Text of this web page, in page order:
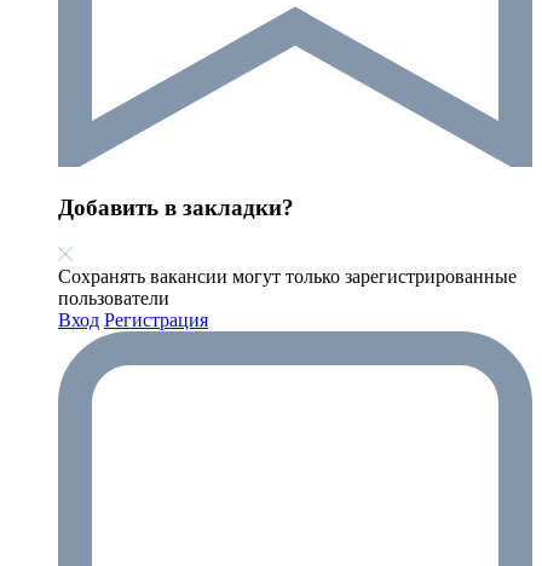
Добавить в закладки?
Сохранять вакансии могут только зарегистрированные
пользователи
Вход Регистрация